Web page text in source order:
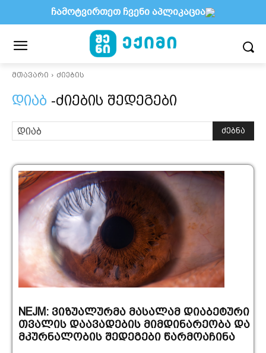
მთავარი ძიების
დიაბ -ძიების შედეგები
ძებნა
NEJM: ვიზუალურმა მასალამ დიაბეტური
თვალის დაავადების მიმდინარეობა და
მკურნალობის შედეგები წარმოაჩინა
ჩამოტვირთეთ ჩვენი აპლიკაცია